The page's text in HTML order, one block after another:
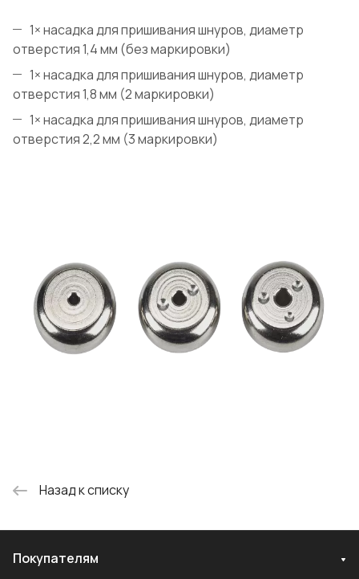
1× насадка для пришивания шнуров, диаметр
отверстия 1,4 мм (без маркировки)
1× насадка для пришивания шнуров, диаметр
отверстия 1,8 мм (2 маркировки)
1× насадка для пришивания шнуров, диаметр
отверстия 2,2 мм (3 маркировки)
Назад к списку
Покупателям